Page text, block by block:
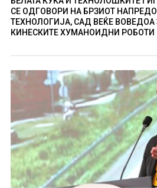
СЕ ОДГОВОРИ НА БРЗИОТ
ТЕХНОЛОГИЈА, САД ВЕЌЕ ВОВЕДОА
КИНЕСКИТЕ ХУМАНОИДНИ РОБОТИ